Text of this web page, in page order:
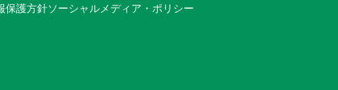
保護方針ソーシャルメディア・ポリシー